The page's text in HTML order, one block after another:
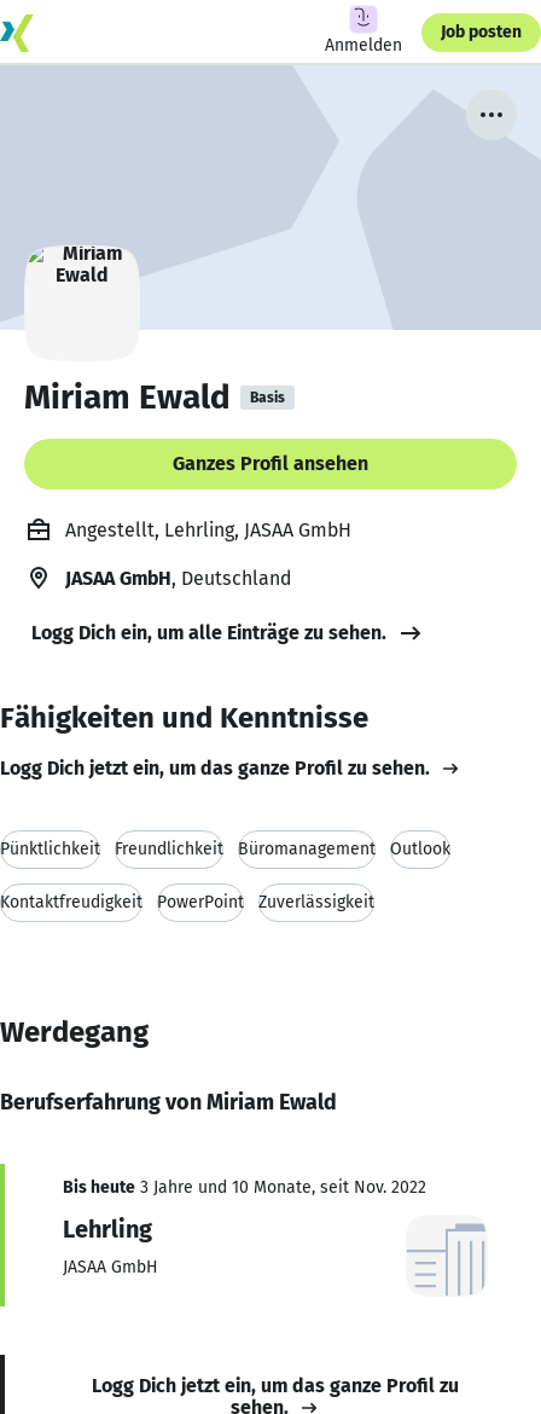
Anmelden
Job posten
Miriam Ewald Basis
Ganzes Profil ansehen
Angestellt, Lehrling, JASAA GmbH
JASAA GmbH, Deutschland
Logg Dich ein, um alle Einträge zu sehen.
Fähigkeiten und Kenntnisse
Logg Dich jetzt ein, um das ganze Profil zu sehen.
Pünktlichkeit Freundlichkeit Büromanagement Outlook
Kontaktfreudigkeit PowerPoint Zuverlässigkeit
Werdegang
Berufserfahrung von Miriam Ewald
Bis heute 3 Jahre und 10 Monate, seit Nov. 2022
Lehrling
JASAA GmbH
Logg Dich jetzt ein, um das ganze Profil zu
sehen.